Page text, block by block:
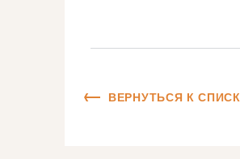
ВЕРНУТЬСЯ К